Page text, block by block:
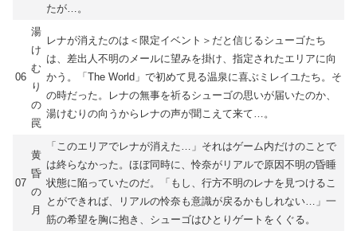
たが…。
06
湯
け
む
り
の
罠
レナが消えたのは＜限定イベント＞だと信じるシューゴたち
は、差出人不明のメールに望みを掛け、指定されたエリアに向
かう。「The World」で初めて見る温泉に喜ぶミレイユたち。そ
の時だった。レナの無事を祈るシューゴの思いが届いたのか、
湯けむりの向うからレナの声が聞こえて来て…。
07
黄
昏
の
月
「このエリアでレナが消えた…」それはゲーム内だけのことで
は終らなかった。ほぼ同時に、怜奈がリアルで原因不明の昏睡
状態に陥っていたのだ。「もし、行方不明のレナを見つけるこ
とができれば、リアルの怜奈も意識が戻るかもしれない…」一
筋の希望を胸に抱き、シューゴはひとりゲートをくぐる。